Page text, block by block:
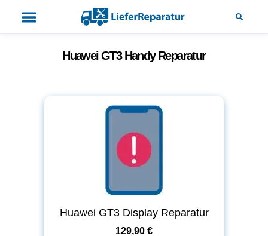
Huawei GT3 Handy Reparatur
Huawei GT3 Display Reparatur
129,90 €